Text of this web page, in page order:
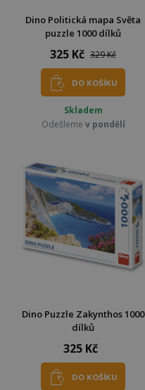
Dino Politická mapa Světa
puzzle 1000 dílků
325 Kč 329 Kč
DO KOŠÍKU
Skladem
Odešleme v pondělí
Dino Puzzle Zakynthos 1000
dílků
325 Kč
DO KOŠÍKU